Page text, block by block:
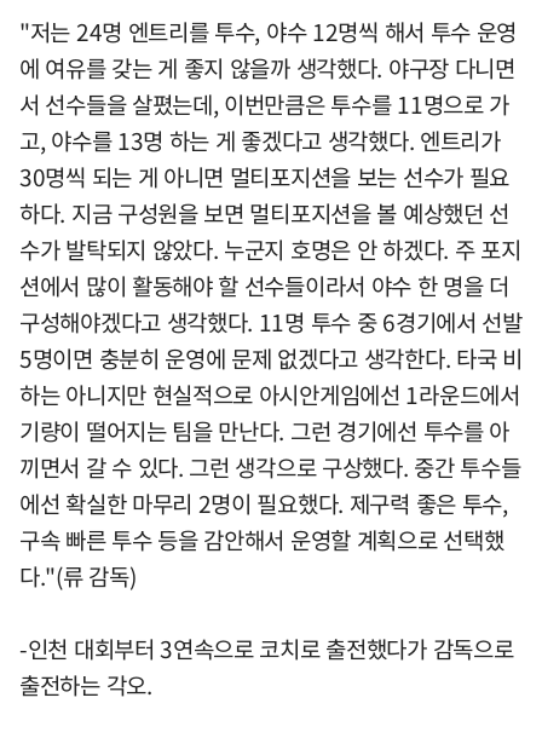
"저는 24명 엔트리를 투수, 야수 12명씩 해서 투수 운영
에 여유를 갖는 게 좋지 않을까 생각했다. 야구장 다니면
서 선수들을 살폈는데, 이번만큼은 투수를 11명으로 가
고, 야수를 13명 하는 게 좋겠다고 생각했다. 엔트리가
30명씩 되는 게 아니면 멀티포지션을 보는 선수가 필요
하다. 지금 구성원을 보면 멀티포지션을 볼 예상했던 선
수가 발탁되지 않았다. 누군지 호명은 안 하겠다. 주 포지
션에서 많이 활동해야 할 선수들이라서 야수 한 명을 더
구성해야겠다고 생각했다. 11명 투수 중 6경기에서 선발
5명이면 충분히 운영에 문제 없겠다고 생각한다. 타국 비
하는 아니지만 현실적으로 아시안게임에선 1라운드에서
기량이 떨어지는 팀을 만난다. 그런 경기에선 투수를 아
끼면서 갈 수 있다. 그런 생각으로 구상했다. 중간 투수들
에선 확실한 마무리 2명이 필요했다. 제구력 좋은 투수,
구속 빠른 투수 등을 감안해서 운영할 계획으로 선택했
다."(류 감독)
-인천 대회부터 3연속으로 코치로 출전했다가 감독으로
출전하는 각오.